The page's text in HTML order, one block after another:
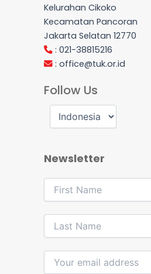
Kelurahan Cikoko
Kecamatan Pancoran
Jakarta Selatan 12770
: 021-38815216
: office@tuk.or.id
Follow Us
Newsletter